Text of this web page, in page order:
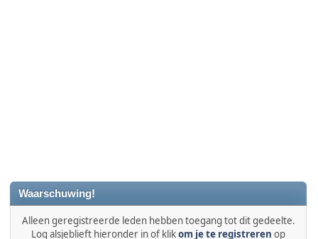
Waarschuwing!
Alleen geregistreerde leden hebben toegang tot dit gedeelte.
Log alsjeblieft hieronder in of klikom je te registreren op